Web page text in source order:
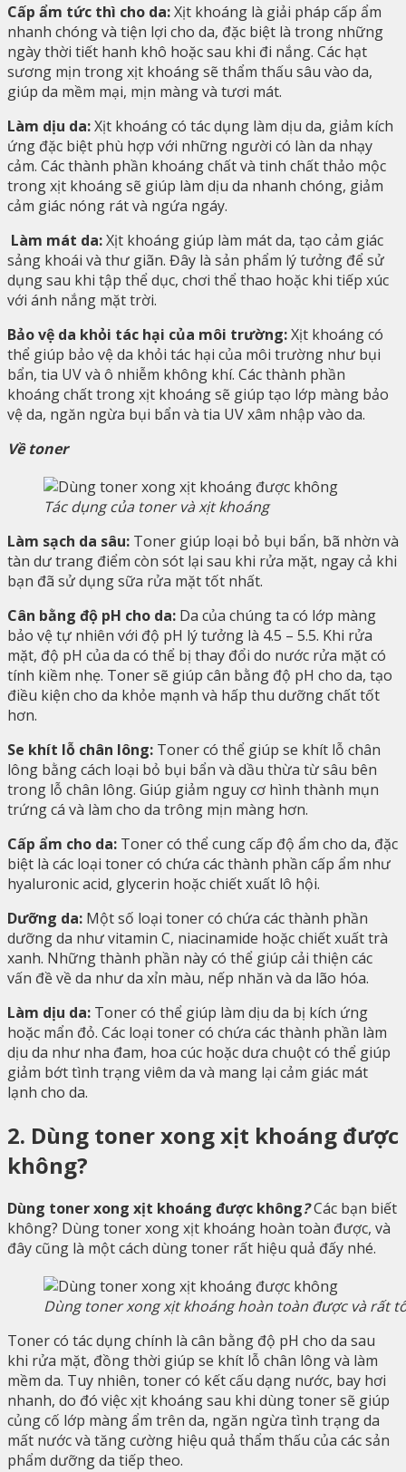
Cấp ẩm tức thì cho da:Xịt khoáng là giải pháp cấp ẩm
nhanh chóng và tiện lợi cho da, đặc biệt là trong những
ngày thời tiết hanh khô hoặc sau khi đi nắng. Các hạt
sương mịn trong xịt khoáng sẽ thẩm thấu sâu vào da,
giúp da mềm mại, mịn màng và tươi mát.
Làm dịu da:Xịt khoáng có tác dụng làm dịu da, giảm kích
ứng đặc biệt phù hợp với những người có làn da nhạy
cảm. Các thành phần khoáng chất và tinh chất thảo mộc
trong xịt khoáng sẽ giúp làm dịu da nhanh chóng, giảm
cảm giác nóng rát và ngứa ngáy.
Làm mát da:Xịt khoáng giúp làm mát da, tạo cảm giác
sảng khoái và thư giãn. Đây là sản phẩm lý tưởng để sử
dụng sau khi tập thể dục, chơi thể thao hoặc khi tiếp xúc
với ánh nắng mặt trời.
Bảo vệ da khỏi tác hại của môi trường:Xịt khoáng có
thể giúp bảo vệ da khỏi tác hại của môi trường như bụi
bẩn, tia UV và ô nhiễm không khí. Các thành phần
khoáng chất trong xịt khoáng sẽ giúp tạo lớp màng bảo
vệ da, ngăn ngừa bụi bẩn và tia UV xâm nhập vào da.
Về toner
Tác dụng của toner và xịt khoáng
Làm sạch da sâu: Toner giúp loại bỏ bụi bẩn, bã nhờn và
tàn dư trang điểm còn sót lại sau khi rửa mặt, ngay cả khi
bạn đã sử dụng sữa rửa mặt tốt nhất.
Cân bằng độ pH cho da: Da của chúng ta có lớp màng
bảo vệ tự nhiên với độ pH lý tưởng là 4.5 – 5.5. Khi rửa
mặt, độ pH của da có thể bị thay đổi do nước rửa mặt có
tính kiềm nhẹ. Toner sẽ giúp cân bằng độ pH cho da, tạo
điều kiện cho da khỏe mạnh và hấp thu dưỡng chất tốt
hơn.
Se khít lỗ chân lông: Toner có thể giúp se khít lỗ chân
lông bằng cách loại bỏ bụi bẩn và dầu thừa từ sâu bên
trong lỗ chân lông. Giúp giảm nguy cơ hình thành mụn
trứng cá và làm cho da trông mịn màng hơn.
Cấp ẩm cho da: Toner có thể cung cấp độ ẩm cho da, đặc
biệt là các loại toner có chứa các thành phần cấp ẩm như
hyaluronic acid, glycerin hoặc chiết xuất lô hội.
Dưỡng da: Một số loại toner có chứa các thành phần
dưỡng da như vitamin C, niacinamide hoặc chiết xuất trà
xanh. Những thành phần này có thể giúp cải thiện các
vấn đề về da như da xỉn màu, nếp nhăn và da lão hóa.
Làm dịu da: Toner có thể giúp làm dịu da bị kích ứng
hoặc mẩn đỏ. Các loại toner có chứa các thành phần làm
dịu da như nha đam, hoa cúc hoặc dưa chuột có thể giúp
giảm bớt tình trạng viêm da và mang lại cảm giác mát
lạnh cho da.
2. Dùng toner xong xịt khoáng được
không?
Dùng toner xong xịt khoáng được không?Các bạn biết
không? Dùng toner xong xịt khoáng hoàn toàn được, và
đây cũng là một cách dùng toner rất hiệu quả đấy nhé.
Dùng toner xong xịt khoáng hoàn toàn được và rất
Toner có tác dụng chính là cân bằng độ pH cho da sau
khi rửa mặt, đồng thời giúp se khít lỗ chân lông và làm
mềm da. Tuy nhiên, toner có kết cấu dạng nước, bay hơi
nhanh, do đó việc xịt khoáng sau khi dùng toner sẽ giúp
củng cố lớp màng ẩm trên da, ngăn ngừa tình trạng da
mất nước và tăng cường hiệu quả thẩm thấu của các sản
phẩm dưỡng da tiếp theo.